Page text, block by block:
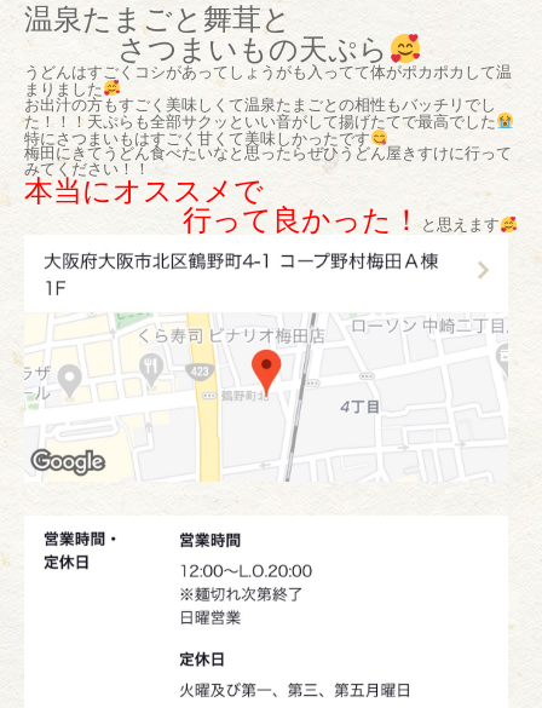
温泉たまごと舞茸と
さつまいもの天ぷら
うどんはすごくコシがあってしょうがも入ってて体がポカポカして温
まりました
お出汁の方もすごく美味しくて温泉たまごとの相性もバッチリでし
た！！！天ぷらも全部サクッといい音がして揚げたてで最高でした
特にさつまいもはすごく甘くて美味しかったです
梅田にきてうどん食べたいなと思ったらぜひうどん屋きすけに行って
みてください！！
本当にオススメで
行って良かった！
と思えます